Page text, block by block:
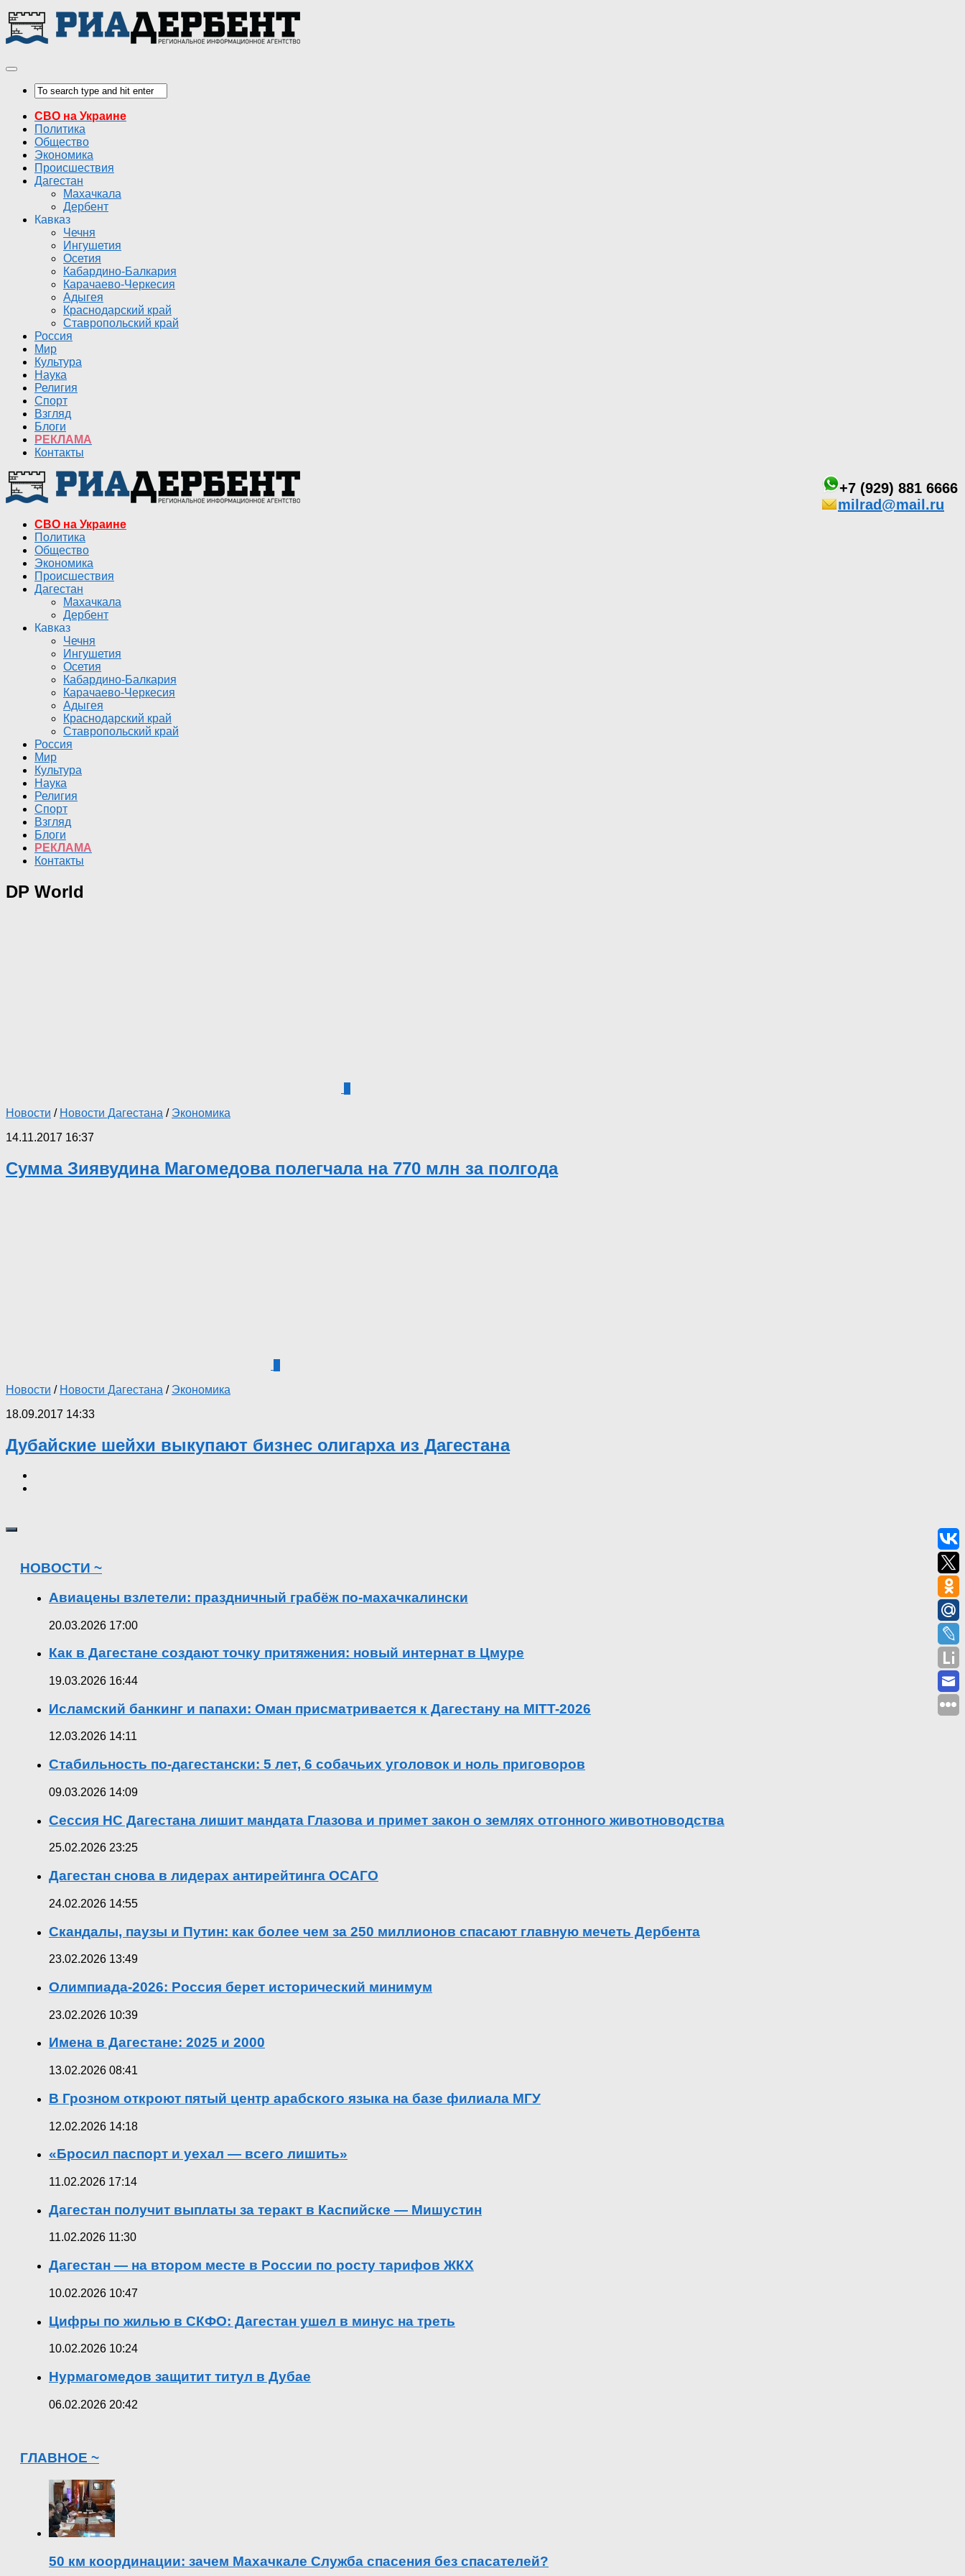
СВО на Украине
Политика
Общество
Экономика
Происшествия
Дагестан
Махачкала
Дербент
Кавказ
Чечня
Ингушетия
Осетия
Кабардино-Балкария
Карачаево-Черкесия
Адыгея
Краснодарский край
Ставропольский край
Россия
Мир
Культура
Наука
Религия
Спорт
Взгляд
Блоги
РЕКЛАМА
Контакты
+7 (929) 881 6666
milrad@mail.ru
СВО на Украине
Политика
Общество
Экономика
Происшествия
Дагестан
Махачкала
Дербент
Кавказ
Чечня
Ингушетия
Осетия
Кабардино-Балкария
Карачаево-Черкесия
Адыгея
Краснодарский край
Ставропольский край
Россия
Мир
Культура
Наука
Религия
Спорт
Взгляд
Блоги
РЕКЛАМА
Контакты
DP World
Новости / Новости Дагестана / Экономика
14.11.2017 16:37
Сумма Зиявудина Магомедова полегчала на 770 млн за полгода
Новости / Новости Дагестана / Экономика
18.09.2017 14:33
Дубайские шейхи выкупают бизнес олигарха из Дагестана
НОВОСТИ ~
Авиацены взлетели: праздничный грабёж по-махачкалински
20.03.2026 17:00
Как в Дагестане создают точку притяжения: новый интернат в Цмуре
19.03.2026 16:44
Исламский банкинг и папахи: Оман присматривается к Дагестану на MITT-2026
12.03.2026 14:11
Стабильность по-дагестански: 5 лет, 6 собачьих уголовок и ноль приговоров
09.03.2026 14:09
Сессия НС Дагестана лишит мандата Глазова и примет закон о землях отгонного животноводства
25.02.2026 23:25
Дагестан снова в лидерах антирейтинга ОСАГО
24.02.2026 14:55
Скандалы, паузы и Путин: как более чем за 250 миллионов спасают главную мечеть Дербента
23.02.2026 13:49
Олимпиада-2026: Россия берет исторический минимум
23.02.2026 10:39
Имена в Дагестане: 2025 и 2000
13.02.2026 08:41
В Грозном откроют пятый центр арабского языка на базе филиала МГУ
12.02.2026 14:18
«Бросил паспорт и уехал — всего лишить»
11.02.2026 17:14
Дагестан получит выплаты за теракт в Каспийске — Мишустин
11.02.2026 11:30
Дагестан — на втором месте в России по росту тарифов ЖКХ
10.02.2026 10:47
Цифры по жилью в СКФО: Дагестан ушел в минус на треть
10.02.2026 10:24
Нурмагомедов защитит титул в Дубае
06.02.2026 20:42
ГЛАВНОЕ ~
50 км координации: зачем Махачкале Служба спасения без спасателей?